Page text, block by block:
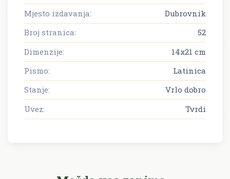
Mjesto izdavanja:
Dubrovnik
Broj stranica:
52
Dimenzije:
14x21 cm
Pismo:
Latinica
Stanje:
Vrlo dobro
Uvez:
Tvrdi